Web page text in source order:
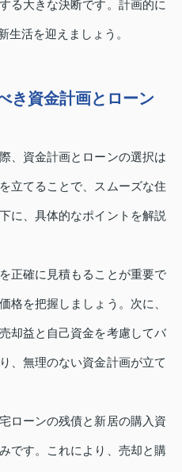
る大きな決断です。計画的に
生活を迎えましょう。
き資金計画とローン
、資金計画とローンの選択は
立てることで、スムーズな住
に、具体的なポイントを解説
正確に見積もることが重要で
格を把握しましょう。次に、
却益と自己資金を考慮してバ
、無理のない資金計画が立て
ローンの残債と新居の購入資
です。これにより、売却と購